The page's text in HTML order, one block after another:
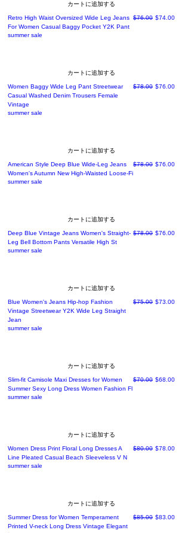
カートに追加する
Retro High Waist Oversized Wide Leg Jeans
For Women Casual Baggy Pocket Y2K Pant
通常価格
$76.00 セール価格
$74.00
summer sale
カートに追加する
Women Baggy Wide Leg Pant Streetwear
Casual Washed Denim Trousers Female
Vintage
通常価格
$78.00 セール価格
$76.00
summer sale
カートに追加する
American Style Deep Blue Wide-Leg Jeans
Women's Autumn New High-Waisted Loose-Fi
通常価格
$78.00 セール価格
$76.00
summer sale
カートに追加する
Deep Blue Vintage Jeans Women's Straight-
Leg Bell Bottom Pants Versatile High St
通常価格
$78.00 セール価格
$76.00
summer sale
カートに追加する
Blue Women's Jeans Hip-hop Fashion
Vintage Streetwear Y2K Wide Leg Straight
Jean
通常価格
$75.00 セール価格
$73.00
summer sale
カートに追加する
Slim-fit Camisole Maxi Dresses for Women
Summer Sexy Long Dress Women Fashion Fl
通常価格
$70.00 セール価格
$68.00
summer sale
カートに追加する
Women Dress Print Floral Long Dresses A
Line Pleated Casual Beach Sleeveless V N
通常価格
$80.00 セール価格
$78.00
summer sale
カートに追加する
Summer Dress for Women Temperament
Printed V-neck Long Dress Vintage Elegant
通常価格
$85.00 セール価格
$83.00